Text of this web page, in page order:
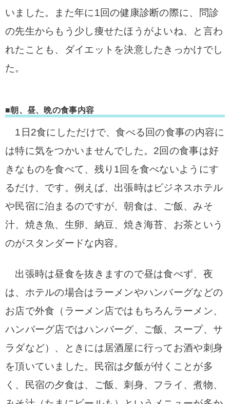
いました。また年に1回の健康診断の際に、問診
の先生からもう少し痩せたほうがよいね、と言わ
れたことも、ダイエットを決意したきっかけでし
た。
■朝、昼、晩の食事内容
1日2食にしただけで、食べる回の食事の内容に
は特に気をつかいませんでした。2回の食事は好
きなものを食べて、残り1回を食べないようにす
るだけ、です。例えば、出張時はビジネスホテル
や民宿に泊まるのですが、朝食は、ご飯、みそ
汁、焼き魚、生卵、納豆、焼き海苔、お茶という
のがスタンダードな内容。
出張時は昼食を抜きますので昼は食べず、夜
は、ホテルの場合はラーメンやハンバーグなどの
お店で外食（ラーメン店ではもちろんラーメン、
ハンバーグ店ではハンバーグ、ご飯、スープ、サ
ラダなど）、ときには居酒屋に行ってお酒や刺身
を頂いていました。民宿は夕飯が付くことが多
く、民宿の夕食は、ご飯、刺身、フライ、煮物、